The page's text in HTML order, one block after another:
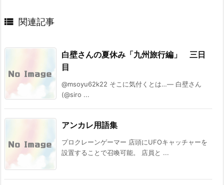
 関連記事
白壁さんの夏休み「九州旅行編」 三日
目
@msoyu62k22 そこに気付くとは…— 白壁さん
(@siro ...
アンカレ用語集
プロクレーンゲーマー 店頭にUFOキャッチャーを
設置することで召喚可能。 店員と ...